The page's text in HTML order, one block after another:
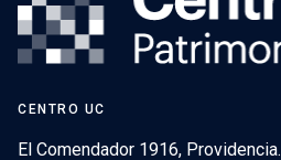
CENTRO UC
El Comendador 1916, Providencia.